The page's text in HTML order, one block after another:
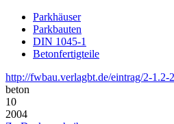
Parkhäuser
Parkbauten
DIN 1045-1
Betonfertigteile
http://fwbau.verlagbt.de/eintrag/2-1.2-
beton
10
2004